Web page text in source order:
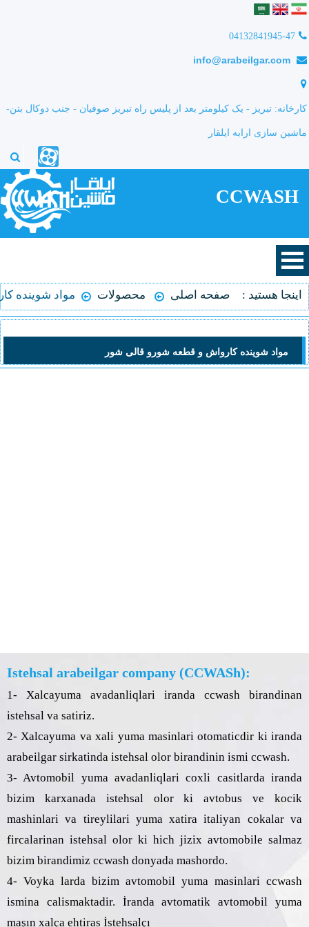
04132841945-47
کارخانه: تبریز - یک کیلومتر بعد از پلیس راه تبریز صوفیان - جنب دوکال بتن-
ماشین سازی ارابه ایلقار
CCWASH
اینجا هستید : صفحه اصلی محصولات مواد شوینده
مواد شوینده کارواش و قطعه شورو قالی شور
Istehsal arabeilgar company (CCWASh):
1- Xalcayuma avadanliqlari iranda ccwash birandinan
istehsal va satiriz.
2- Xalcayuma va xali yuma masinlari otomaticdir ki iranda
arabeilgar sirkatinda istehsal olor birandinin ismi ccwash.
3- Avtomobil yuma avadanliqlari coxli casitlarda iranda
bizim karxanada istehsal olor ki avtobus ve kocik
mashinlari va tireylilari yuma xatira italiyan cokalar va
fircalarinan istehsal olor ki hich jizix avtomobile salmaz
bizim birandimiz ccwash donyada mashordo.
4- Voyka larda bizim avtomobil yuma masinlari ccwash
ismina calismaktadir. İranda avtomatik avtomobil yuma
maşın xalça ehtiras İstehsalçı